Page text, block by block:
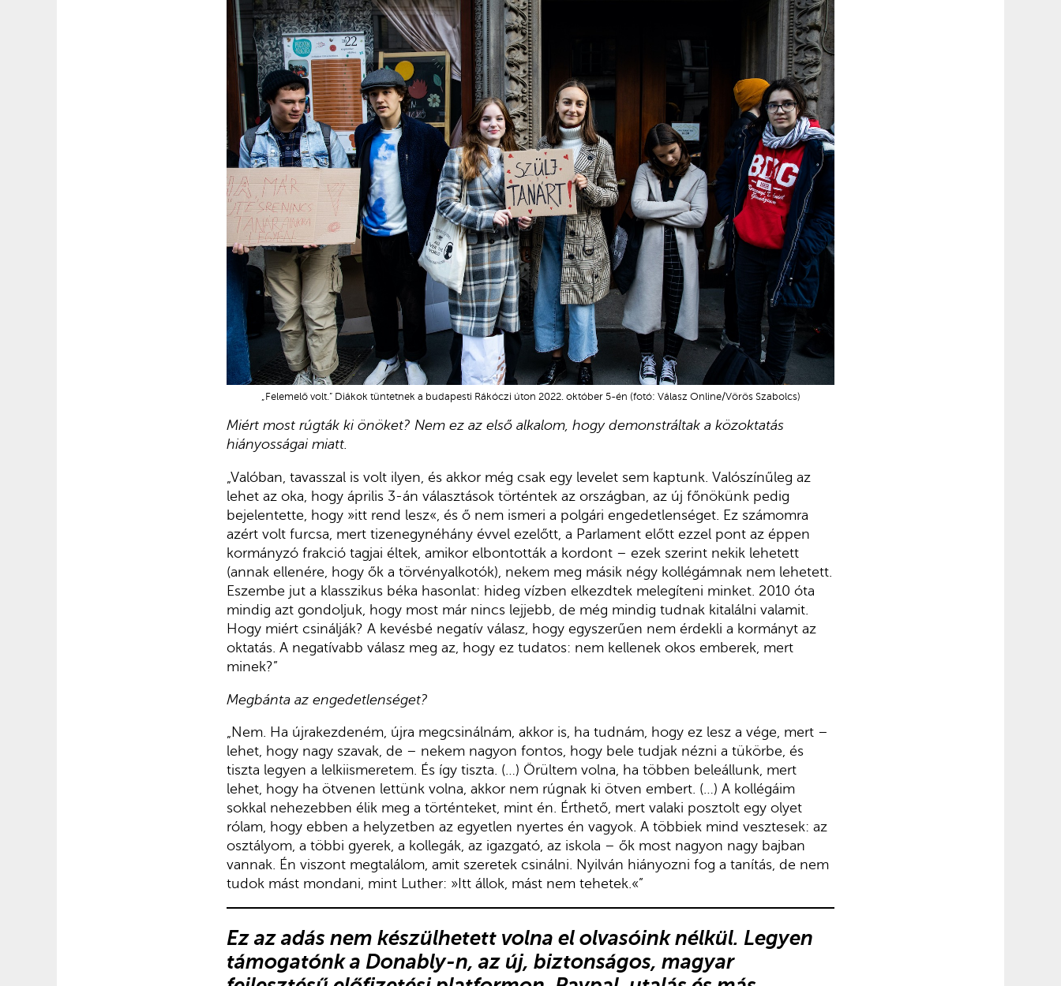
„Felemelő volt.” Diákok tüntetnek a budapesti Rákóczi úton 2022. október 5-én (fotó: Válasz Online/Vörös Szabolcs)
Miért most rúgták ki önöket? Nem ez az első alkalom, hogy demonstráltak a közoktatás
hiányosságai miatt.
„Valóban, tavasszal is volt ilyen, és akkor még csak egy levelet sem kaptunk. Valószínűleg az
lehet az oka, hogy április 3-án választások történtek az országban, az új főnökünk pedig
bejelentette, hogy »itt rend lesz«, és ő nem ismeri a polgári engedetlenséget. Ez számomra
azért volt furcsa, mert tizenegynéhány évvel ezelőtt, a Parlament előtt ezzel pont az éppen
kormányzó frakció tagjai éltek, amikor elbontották a kordont – ezek szerint nekik lehetett
(annak ellenére, hogy ők a törvényalkotók), nekem meg másik négy kollégámnak nem lehetett.
Eszembe jut a klasszikus béka hasonlat: hideg vízben elkezdtek melegíteni minket. 2010 óta
mindig azt gondoljuk, hogy most már nincs lejjebb, de még mindig tudnak kitalálni valamit.
Hogy miért csinálják? A kevésbé negatív válasz, hogy egyszerűen nem érdekli a kormányt az
oktatás. A negatívabb válasz meg az, hogy ez tudatos: nem kellenek okos emberek, mert
minek?”
Megbánta az engedetlenséget?
„Nem. Ha újrakezdeném, újra megcsinálnám, akkor is, ha tudnám, hogy ez lesz a vége, mert –
lehet, hogy nagy szavak, de – nekem nagyon fontos, hogy bele tudjak nézni a tükörbe, és
tiszta legyen a lelkiismeretem. És így tiszta. (…) Örültem volna, ha többen beleállunk, mert
lehet, hogy ha ötvenen lettünk volna, akkor nem rúgnak ki ötven embert. (…) A kollégáim
sokkal nehezebben élik meg a történteket, mint én. Érthető, mert valaki posztolt egy olyet
rólam, hogy ebben a helyzetben az egyetlen nyertes én vagyok. A többiek mind vesztesek: az
osztályom, a többi gyerek, a kollegák, az igazgató, az iskola – ők most nagyon nagy bajban
vannak. Én viszont megtalálom, amit szeretek csinálni. Nyilván hiányozni fog a tanítás, de nem
tudok mást mondani, mint Luther: »Itt állok, mást nem tehetek.«”
Ez az adás nem készülhetett volna el olvasóink nélkül. Legyen
támogatónka Donably-n, az új, biztonságos, magyar